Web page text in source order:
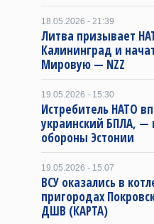
18.05.2026 - 21:39
Литва призывает
Калининград и
Мировую — NZZ
19.05.2026 - 15:30
Истребитель НАТО
украинский БПЛА, —
обороны Эстонии
19.05.2026 - 15:07
ВСУ оказались в
пригородах
ДШВ (КАРТА)